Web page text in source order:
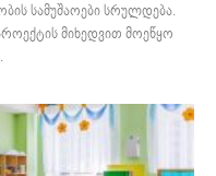
სამუშაოები სრულდება.
მიხედვით მოეწყო